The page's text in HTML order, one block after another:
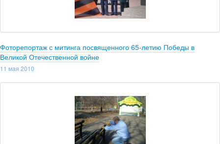
Фоторепортаж с митинга посвященного 65-летию Победы в
Великой Отечественной войне
11 мая 2010